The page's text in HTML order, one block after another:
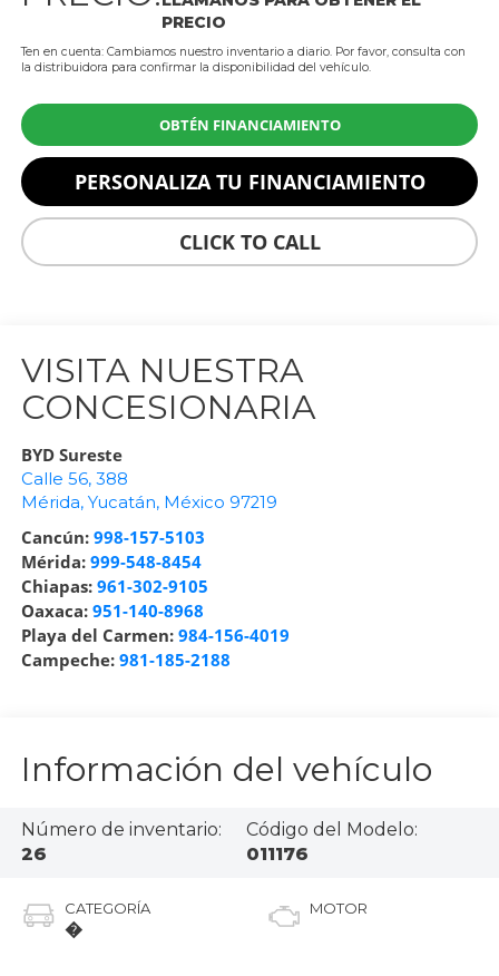
PRECIO
Ten en cuenta: Cambiamos nuestro inventario a diario. Por favor, consulta con
la distribuidora para confirmar la disponibilidad del vehículo.
OBTÉN FINANCIAMIENTO
PERSONALIZA TU FINANCIAMIENTO
CLICK TO CALL
VISITA NUESTRA
CONCESIONARIA
BYD Sureste
Calle 56, 388
Mérida, Yucatán, México 97219
Cancún: 998-157-5103
Mérida: 999-548-8454
Chiapas: 961-302-9105
Oaxaca: 951-140-8968
Playa del Carmen: 984-156-4019
Campeche: 981-185-2188
Información del vehículo
Número de inventario:
26
Código del Modelo:
011176
CATEGORÍA
�
MOTOR